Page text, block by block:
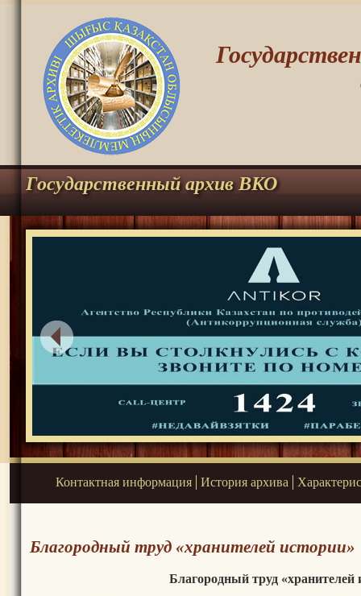
Государственный архив ВКО
Контактная информация История архива
Благородный труд «хранителей истории»
Благородный труд «хранителей